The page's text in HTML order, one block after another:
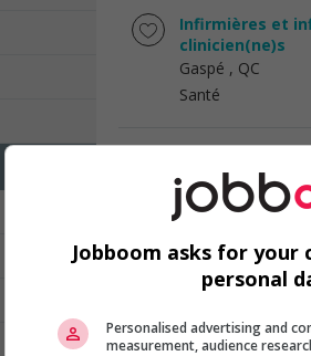
Infirmières et
clinicien(ne)s
Gaspé , QC
Santé
clinicien(ne)s
Gaspé, QC
Infirmières et
clinicien(ne)s
Gaspé, QC
Jobboom asks for your
personal
Personalised advertising and
measurement, audience